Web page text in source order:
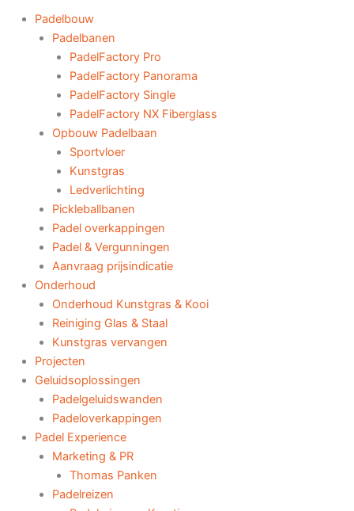
Padelbouw
Padelbanen
PadelFactory Pro
PadelFactory Panorama
PadelFactory Single
PadelFactory NX Fiberglass
Opbouw Padelbaan
Sportvloer
Kunstgras
Ledverlichting
Pickleballbanen
Padel overkappingen
Padel & Vergunningen
Aanvraag prijsindicatie
Onderhoud
Onderhoud Kunstgras & Kooi
Reiniging Glas & Staal
Kunstgras vervangen
Projecten
Geluidsoplossingen
Padelgeluidswanden
Padeloverkappingen
Padel Experience
Marketing & PR
Thomas Panken
Padelreizen